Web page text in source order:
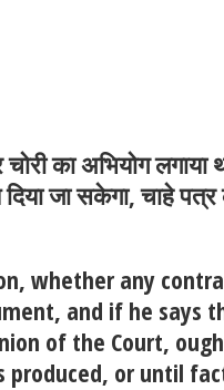
का अभियोग
जा सकेगा, चाहे पत्र
whether any
and if he says
of the Court,
or until